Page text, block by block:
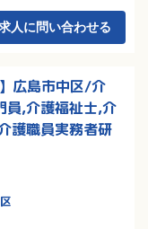
人に問い合わせる
広島市中区/介
員,介護福祉士,介
護職員実務者研